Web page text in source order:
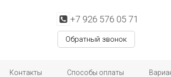
+7 926 576 05 71
Обратный звонок
Контакты Способы оплаты